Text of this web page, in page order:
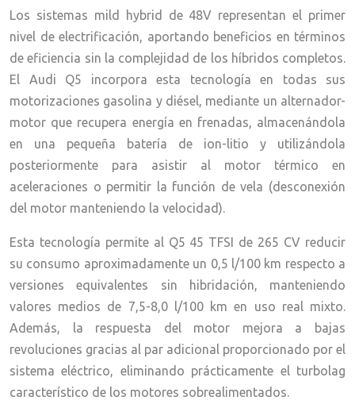
Los sistemas mild hybrid de 48V representan el primer
nivel de electrificación, aportando beneficios en términos
de eficiencia sin la complejidad de los híbridos completos.
El Audi Q5 incorpora esta tecnología en todas sus
motorizaciones gasolina y diésel, mediante un alternador-
motor que recupera energía en frenadas, almacenándola
en una pequeña batería de ion-litio y utilizándola
posteriormente para asistir al motor térmico en
aceleraciones o permitir la función de vela (desconexión
del motor manteniendo la velocidad).
Esta tecnología permite al Q5 45 TFSI de 265 CV reducir
su consumo aproximadamente un 0,5 l/100 km respecto a
versiones equivalentes sin hibridación, manteniendo
valores medios de 7,5-8,0 l/100 km en uso real mixto.
Además, la respuesta del motor mejora a bajas
revoluciones gracias al par adicional proporcionado por el
sistema eléctrico, eliminando prácticamente el turbolag
característico de los motores sobrealimentados.